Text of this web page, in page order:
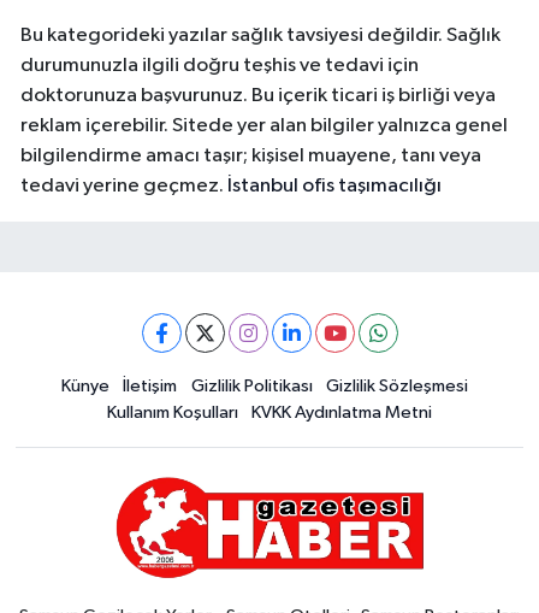
Bu kategorideki yazılar sağlık tavsiyesi değildir. Sağlık
durumunuzla ilgili doğru teşhis ve tedavi için
doktorunuza başvurunuz. Bu içerik ticari iş birliği veya
reklam içerebilir. Sitede yer alan bilgiler yalnızca genel
bilgilendirme amacı taşır; kişisel muayene, tanı veya
tedavi yerine geçmez. İstanbul ofis taşımacılığı
Künye İletişim Gizlilik Politikası
Gizlilik Sözleşmesi
Kullanım Koşulları
KVKK Aydınlatma Metni